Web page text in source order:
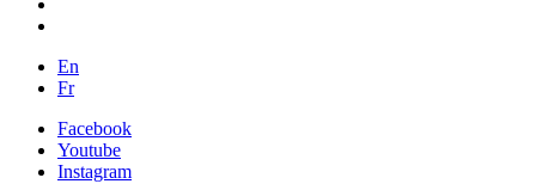
En
Fr
Facebook
Youtube
Instagram